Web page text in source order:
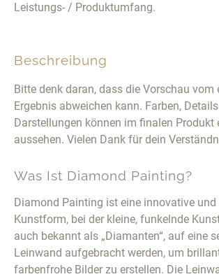
Beschreibung
Bitte denk daran, dass die Vorschau vom
Ergebnis abweichen kann. Farben,
Darstellungen können im finalen Produkt
aussehen. Vielen Dank für dein
Was Ist Diamond Painting?
Diamond Painting ist eine innovative und
Kunstform, bei der kleine, funkelnde
auch bekannt als „Diamanten“, auf eine
Leinwand aufgebracht werden, um
farbenfrohe Bilder zu erstellen. Die
Leistungs- / Produktumfang.